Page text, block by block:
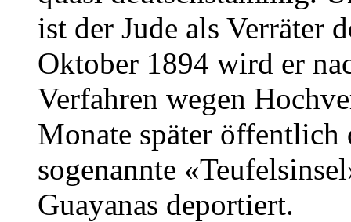
ist der Jude als Verräter
Oktober 1894 wird er
Verfahren wegen
Monate später öffentlich
sogenannte
Guayanas deportiert.